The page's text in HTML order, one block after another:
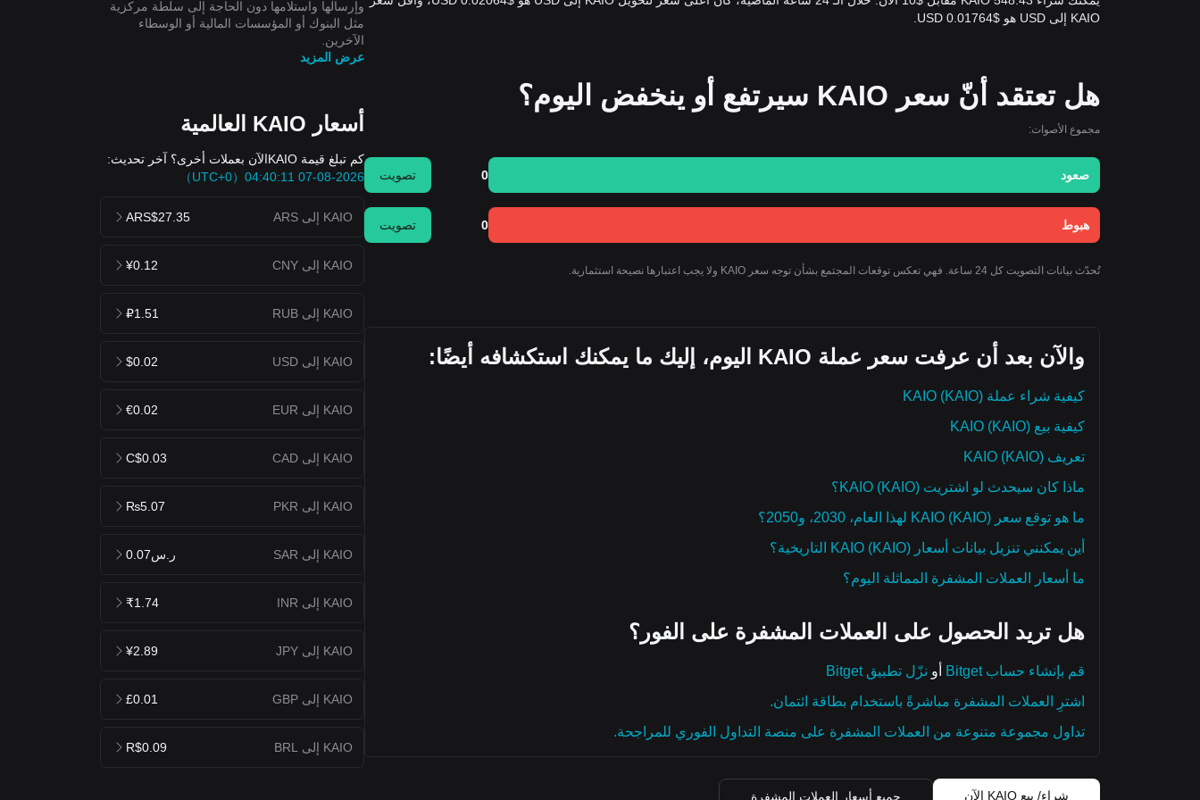
KAIO إلى USD هو $0.01764 USD.
هل تعتقد أنّ سعر KAIO سيرتفع أو ينخفض اليوم؟
مجموع الأصوات:
صعود 0 تصويت
هبوط 0 تصويت
تُحدّث بيانات التصويت كل 24 ساعة. فهي تعكس توقعات المجتمع بشأن توجه سعر KAIO ولا يجب اعتبارها نصيحة استثمارية.
والآن بعد أن عرفت سعر عملة KAIO اليوم، إليك ما يمكنك استكشافه أيضًا:
كيفية شراء عملة KAIO (KAIO)
كيفية بيع KAIO (KAIO)
تعريف KAIO (KAIO)
ماذا كان سيحدث لو اشتريت KAIO (KAIO)؟
ما هو توقع سعر KAIO (KAIO) لهذا العام، 2030، و2050؟
أين يمكنني تنزيل بيانات أسعار KAIO (KAIO) التاريخية؟
ما أسعار العملات المشفرة المماثلة اليوم؟
هل تريد الحصول على العملات المشفرة على الفور؟
قم بإنشاء حساب Bitget أو نزّل تطبيق Bitget
اشترِ العملات المشفرة مباشرةً باستخدام بطاقة ائتمان.
تداول مجموعة متنوعة من العملات المشفرة على منصة التداول الفوري للمراجحة.
شراء/ بيع KAIO الآن جميع أسعار العملات المشفرة
وإرسالها واستلامها دون الحاجة إلى سلطة مركزية
مثل البنوك أو المؤسسات المالية أو الوسطاء
الآخرين.
عرض المزيد
أسعار KAIO العالمية
كم تبلغ قيمة KAIOالآن بعملات أخرى؟ آخر تحديث:
2026-08-07 04:40:11（UTC+0）
KAIO إلى ARS ARS$27.35
KAIO إلى CNY ¥0.12
KAIO إلى RUB ₽1.51
KAIO إلى USD $0.02
KAIO إلى EUR €0.02
KAIO إلى CAD C$0.03
KAIO إلى PKR ₨5.07
KAIO إلى SAR ر.س0.07
KAIO إلى INR ₹1.74
KAIO إلى JPY ¥2.89
KAIO إلى GBP £0.01
KAIO إلى BRL R$0.09